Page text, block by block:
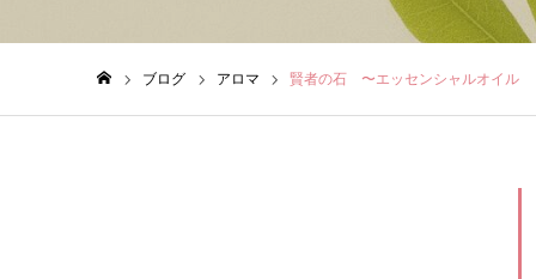
ブログ アロマ 賢者の石 〜エッセンシャルオイル